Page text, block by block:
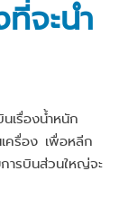
จะนำ
เรื่องน้ำหนัก
เครื่อง เพื่อหลีก
การบินส่วนใหญ่จะ